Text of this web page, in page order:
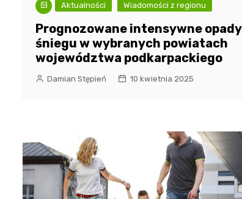
Aktualności Wiadomości z regionu
Prognozowane intensywne opady
śniegu w wybranych powiatach
województwa podkarpackiego
Damian Stępień 10 kwietnia 2025